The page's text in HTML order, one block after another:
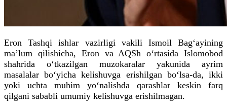
Eron Tashqi ishlar vazirligi vakili Ismoil Bag‘ayining
ma’lum qilishicha, Eron va AQSh o‘rtasida Islomobod
shahrida o‘tkazilgan muzokaralar yakunida ayrim
masalalar bo‘yicha kelishuvga erishilgan bo‘lsa-da, ikki
yoki uchta muhim yo‘nalishda qarashlar keskin farq
qilgani sababli umumiy kelishuvga erishilmagan.